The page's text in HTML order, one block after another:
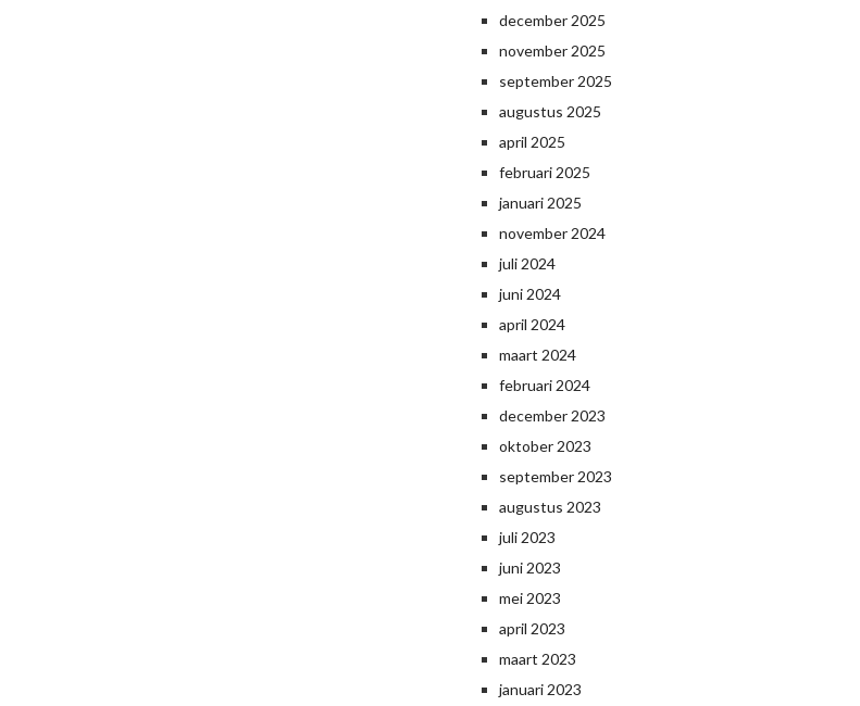
december 2025
november 2025
september 2025
augustus 2025
april 2025
februari 2025
januari 2025
november 2024
juli 2024
juni 2024
april 2024
maart 2024
februari 2024
december 2023
oktober 2023
september 2023
augustus 2023
juli 2023
juni 2023
mei 2023
april 2023
maart 2023
januari 2023